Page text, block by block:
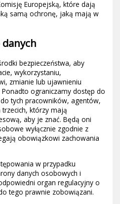
Europejską, które dają
samą ochronę, jaką mają w
bezpieczeństwa, aby
wykorzystaniu,
zmianie lub ujawnieniu
ograniczamy dostęp do
tych pracowników, agentów,
którzy mają
aby je znać. Będą oni
wyłącznie zgodnie z
obowiązkowi zachowania
w przypadku
danych osobowych i
organ regulacyjny o
tego prawnie zobowiązani.